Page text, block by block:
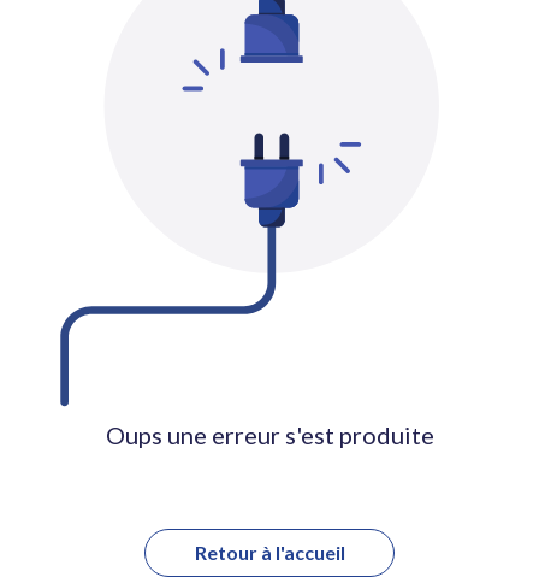
Oups une erreur s'est produite
Retour à l'accueil